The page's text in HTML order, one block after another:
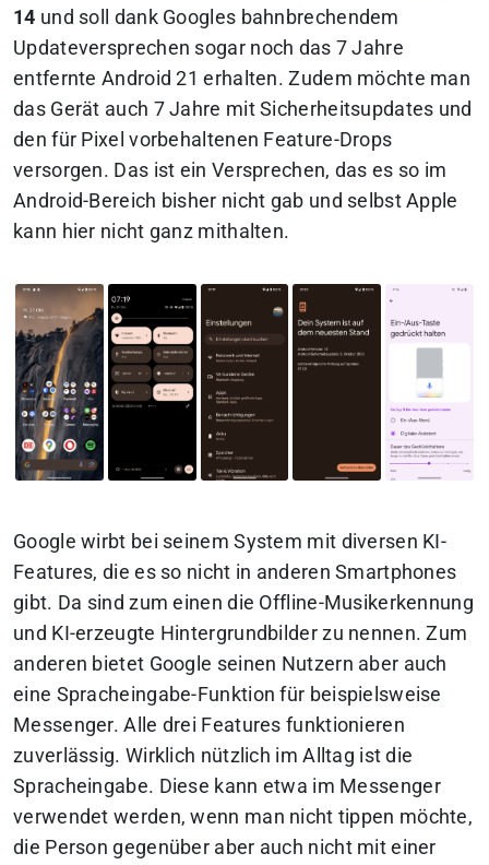
14 und soll dank Googles bahnbrechendem
Updateversprechen sogar noch das 7 Jahre
entfernte Android 21 erhalten. Zudem möchte man
das Gerät auch 7 Jahre mit Sicherheitsupdates und
den für Pixel vorbehaltenen Feature-Drops
versorgen. Das ist ein Versprechen, das es so im
Android-Bereich bisher nicht gab und selbst Apple
kann hier nicht ganz mithalten.
Google wirbt bei seinem System mit diversen KI-
Features, die es so nicht in anderen Smartphones
gibt. Da sind zum einen die Offline-Musikerkennung
und KI-erzeugte Hintergrundbilder zu nennen. Zum
anderen bietet Google seinen Nutzern aber auch
eine Spracheingabe-Funktion für beispielsweise
Messenger. Alle drei Features funktionieren
zuverlässig. Wirklich nützlich im Alltag ist die
Spracheingabe. Diese kann etwa im Messenger
verwendet werden, wenn man nicht tippen möchte,
die Person gegenüber aber auch nicht mit einer